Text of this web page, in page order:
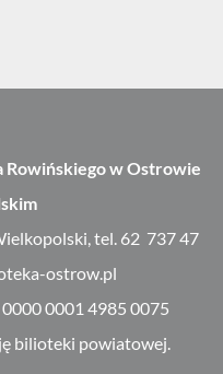
Rowińskiego w Ostrowie
tel. 62 737 47
ostrow.pl
0001 4985 0075
bilioteki powiatowej.